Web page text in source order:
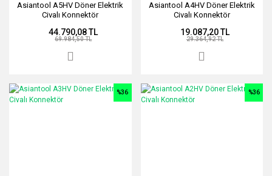
Asiantool A5HV Döner Elektrik
Civalı Konnektör
44.790,08 TL
69.984,50 TL
Asiantool A4HV Döner Elektrik
Civalı Konnektör
19.087,20 TL
29.364,92 TL
%36 %36